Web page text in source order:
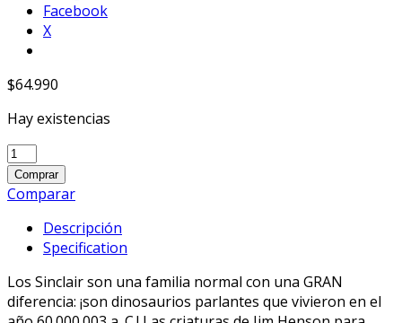
Facebook
X
$64.990
Hay existencias
Dinosaurs
7”
Scale
Ultimate
Baby
quantity
Comprar
Comparar
Descripción
Specification
Los Sinclair son una familia normal con una GRAN
diferencia: ¡son dinosaurios parlantes que vivieron en el